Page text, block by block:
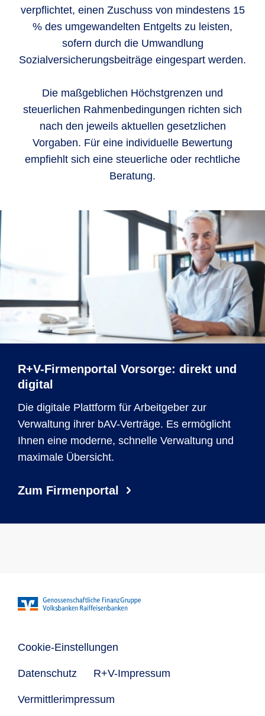
verpflichtet, einen Zuschuss von mindestens 15
% des umgewandelten Entgelts zu leisten,
sofern durch die Umwandlung
Sozialversicherungsbeiträge eingespart werden.
Die maßgeblichen Höchstgrenzen und
steuerlichen Rahmenbedingungen richten sich
nach den jeweils aktuellen gesetzlichen
Vorgaben. Für eine individuelle Bewertung
empfiehlt sich eine steuerliche oder rechtliche
Beratung.
R+V-Firmenportal Vorsorge: direkt und
digital
Die digitale Plattform für Arbeitgeber zur
Verwaltung ihrer bAV-Verträge. Es ermöglicht
Ihnen eine moderne, schnelle Verwaltung und
maximale Übersicht.
Zum Firmenportal
Cookie-Einstellungen
Datenschutz R+V-Impressum
Vermittlerimpressum